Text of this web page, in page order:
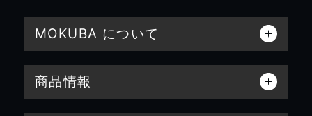
MOKUBA について
商品情報